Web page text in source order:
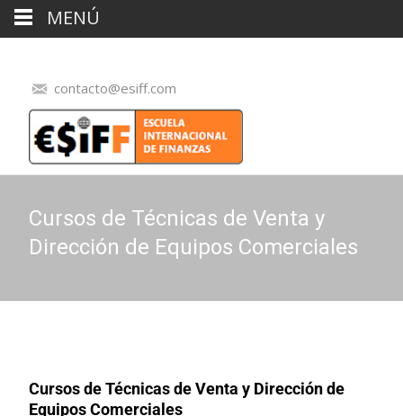
contacto@esiff.com
Cursos de Técnicas de Venta y
Dirección de Equipos Comerciales
Cursos de Técnicas de Venta y Dirección de
Equipos Comerciales
MENÚ